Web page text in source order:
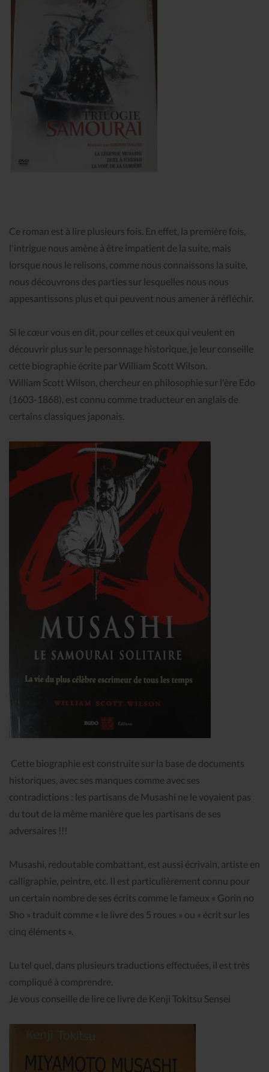
Ce roman est à lire plusieurs fois. En effet, la première fois,
l'intrigue nous amène à être impatient de la suite, mais
lorsque nous le relisons, comme nous connaissons la suite,
nous découvrons des parties sur lesquelles nous nous
appesantissons plus et qui peuvent nous amener à réfléchir.
Si le cœur vous en dit, pour celles et ceux qui veulent en
découvrir plus sur le personnage historique, je leur conseille
cette biographie écrite par William Scott Wilson.
William Scott Wilson, chercheur en philosophie sur l'ère Edo
(1603-1868), est connu comme traducteur en anglais de
certains classiques japonais.
Cette biographie est construite sur la base de documents
historiques, avec ses manques comme avec ses
contradictions : les partisans de Musashi ne le voyaient pas
du tout de la même manière que les partisans de ses
adversaires !!!
Musashi, redoutable combattant, est aussi écrivain, artiste en
calligraphie, peintre, etc. Il est particulièrement connu pour
un certain nombre de ses écrits comme le fameux « Gorin no
Sho » traduit comme « le livre des 5 roues » ou « écrit sur les
cinq éléments ».
Lu tel quel, dans plusieurs traductions effectuées, il est très
compliqué à comprendre.
Je vous conseille de lire ce livre de Kenji Tokitsu Sensei